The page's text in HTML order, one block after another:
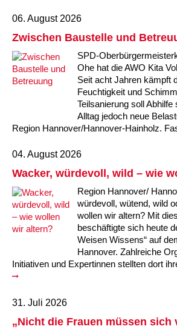
“Mäuseburg” / Familienzentrum
Kindertagesstätte König-Ludwig-
Kindertagesstätte Langes Feld
Kindertagesstätte Moorlilienweg /
Familienzentrum
Kindertagesstätte
Familienzentrum
Kindertagesstätte Pfarrlandplatz
Kindertagesstätte
Krippe Schleswiger Straße
Kindertagesstätte Sylter Weg
Kindertagesstätte Hiltrud-Grote-
Kindertagesstätte Ibykusweg /
Kindertagesstätte Johannes-Lau-
Kindertagesstätte Kapellenbrink /
Familienzentrum
Kindertagesstätte Klaus-Müller-
“Mäuseburg” / Familienzentrum
Kindertagesstätte König-Ludwig-
Kindertagesstätte Langes Feld
Kindertagesstätte Levester Straße
Kindertagesstätte Mühenkamp /
06. August 2026
Zwischen Baustelle und
SPD-
Ohe hat die AWO Kita
Seit acht Jahren kämpft
Feuchtigkeit und
Teilsanierung soll
Alltag jedoch neue
Region Hannover/Hannover-Hainholz.
04. August 2026
Wacker, würdevoll, wild – wie
Region Hannover/
würdevoll, wütend, wild
wollen wir altern? Mit
beschäftigte sich heute
Weisen Wissens“ auf
Hannover. Zahlreiche
Initiativen und Expertinnen stellten dort
31. Juli 2026
„Nicht die Frauen müssen sich